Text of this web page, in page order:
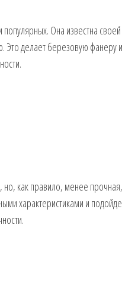
Она известна
Это делает березовую
как правило, менее
характеристиками и